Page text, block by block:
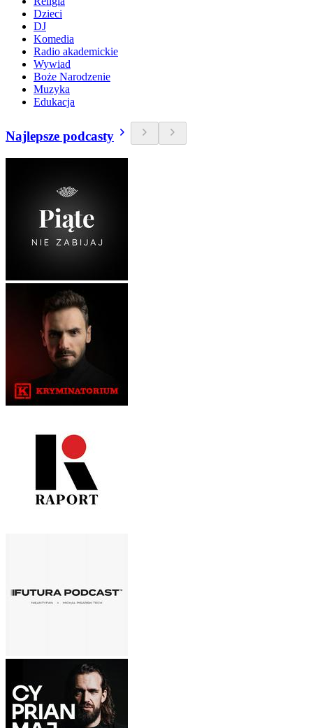
Dzieci
DJ
Komedia
Radio akademickie
Wywiad
Boże Narodzenie
Muzyka
Edukacja
Najlepsze podcasty